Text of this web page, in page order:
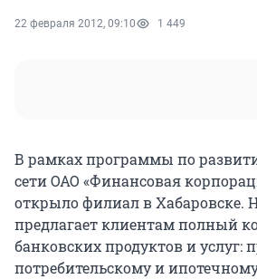
22 февраля 2012, 09:10 1 449
В рамках программы по
сети ОАО «Финансовая
открыло филиал в Хабаровске.
предлагает клиентам полный
банковских продуктов и услуг:
потребительскому и